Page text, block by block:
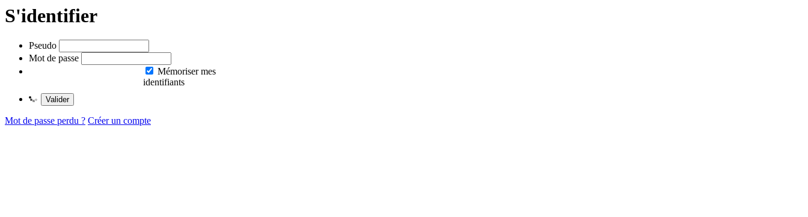
S'identifier
Pseudo
Mot de passe
Mémoriser mes
identifiants
Valider
Mot de passe perdu ? Créer un compte